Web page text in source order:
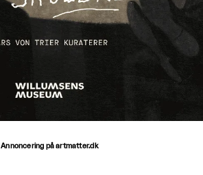
Annoncering på artmatter.dk